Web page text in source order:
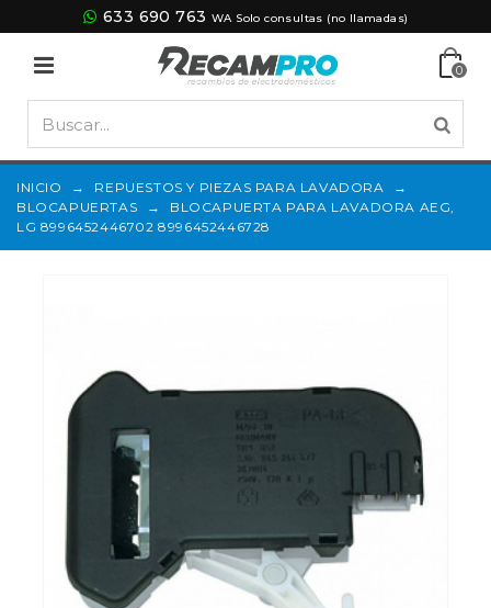
633 690 763 WA Solo consultas (no llamadas)
0
INICIO → REPUESTOS Y PIEZAS PARA LAVADORA
→
BLOCAPUERTAS
→
BLOCAPUERTA PARA LAVADORA AEG,
LG 8996452446702 8996452446728